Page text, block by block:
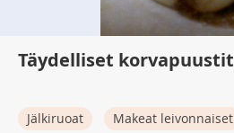
Täydelliset korvapuustit
Jälkiruoat Makeat leivonnaiset